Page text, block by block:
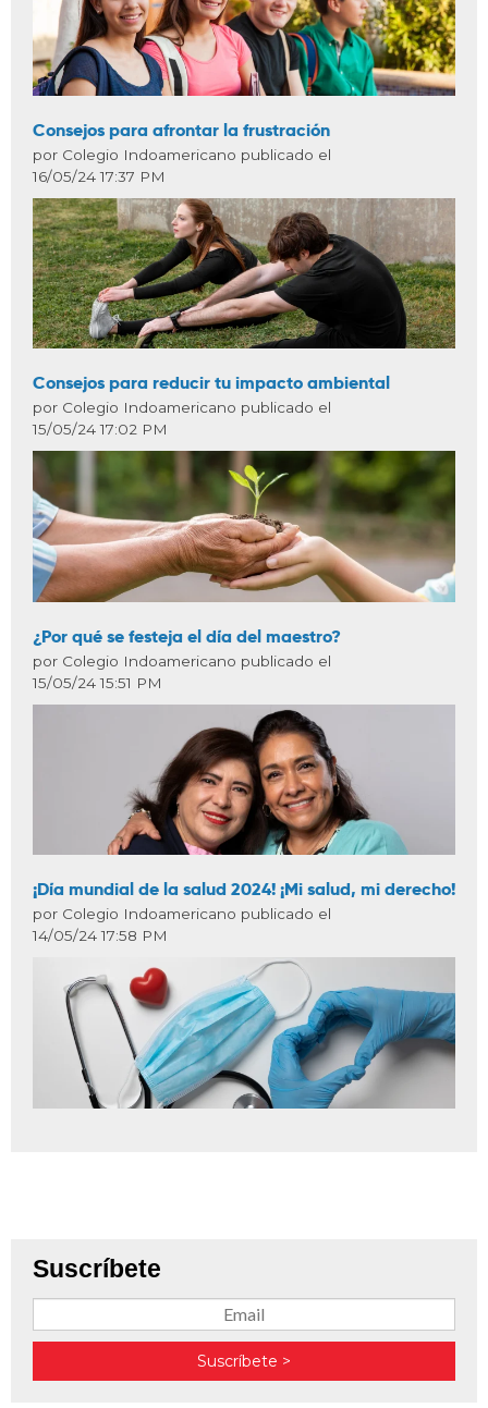
Consejos para afrontar la frustración
por Colegio Indoamericano publicado el
16/05/24 17:37 PM
Consejos para reducir tu impacto ambiental
por Colegio Indoamericano publicado el
15/05/24 17:02 PM
¿Por qué se festeja el día del maestro?
por Colegio Indoamericano publicado el
15/05/24 15:51 PM
¡Día mundial de la salud 2024! ¡Mi salud, mi derecho!
por Colegio Indoamericano publicado el
14/05/24 17:58 PM
Suscríbete